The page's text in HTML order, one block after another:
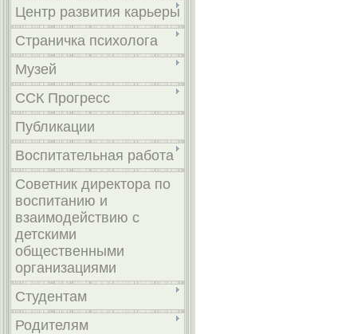
Центр развития карьеры
Страничка психолога
Музей
ССК Прогресс
Публикации
Воспитательная работа
Советник директора по
воспитанию и
взаимодействию с
детскими
общественными
организациями
Студентам
Родителям